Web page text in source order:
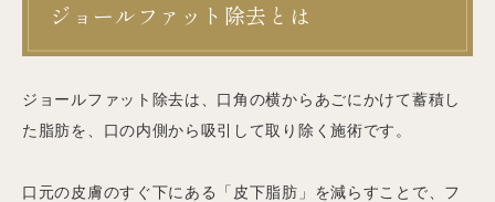
ジョールファット除去とは
ジョールファット除去は、口角の横からあごにかけて蓄積し
た脂肪を、口の内側から吸引して取り除く施術です。
口元の皮膚のすぐ下にある「皮下脂肪」を減らすことで、フ